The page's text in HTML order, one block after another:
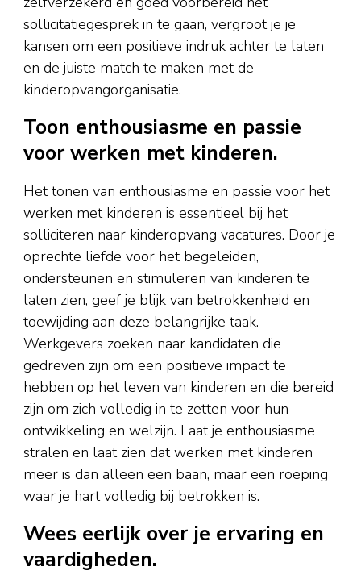
sollicitatiegesprek in te gaan, vergroot je je
kansen om een positieve indruk achter te laten
en de juiste match te maken met de
kinderopvangorganisatie.
Toon enthousiasme en passie
voor werken met kinderen.
Het tonen van enthousiasme en passie voor het
werken met kinderen is essentieel bij het
solliciteren naar kinderopvang vacatures. Door je
oprechte liefde voor het begeleiden,
ondersteunen en stimuleren van kinderen te
laten zien, geef je blijk van betrokkenheid en
toewijding aan deze belangrijke taak.
Werkgevers zoeken naar kandidaten die
gedreven zijn om een positieve impact te
hebben op het leven van kinderen en die bereid
zijn om zich volledig in te zetten voor hun
ontwikkeling en welzijn. Laat je enthousiasme
stralen en laat zien dat werken met kinderen
meer is dan alleen een baan, maar een roeping
waar je hart volledig bij betrokken is.
Wees eerlijk over je ervaring en
vaardigheden.